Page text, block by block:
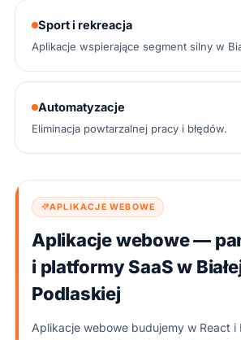
Sport i rekreacja
Aplikacje wspierające segment silny w
Automatyzacje
Eliminacja powtarzalnej pracy i błędów.
APLIKACJE WEBOWE
Aplikacje webowe —
i platformy SaaS w
Podlaskiej
Aplikacje webowe budujemy w React i